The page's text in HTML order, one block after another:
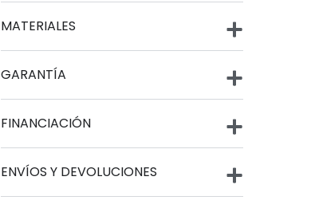
MATERIALES
GARANTÍA
FINANCIACIÓN
ENVÍOS Y DEVOLUCIONES